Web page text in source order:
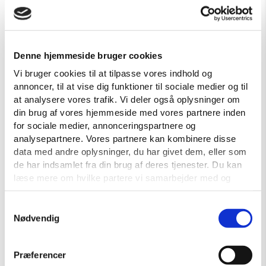
Denne hjemmeside bruger cookies
Vi bruger cookies til at tilpasse vores indhold og
annoncer, til at vise dig funktioner til sociale medier og til
at analysere vores trafik. Vi deler også oplysninger om
din brug af vores hjemmeside med vores partnere inden
for sociale medier, annonceringspartnere og
analysepartnere. Vores partnere kan kombinere disse
data med andre oplysninger, du har givet dem, eller som
de har indsamlet fra din brug af deres tjenester. Du kan
læse mere om hvilke partere vi samarbejder med og
videregiver oplysninger til, samt hvordan vi behandler
Du kan altid ændre i eller trække dit samtykke tilbage ved
Nødvendig
Præferencer
utrustning motsvarar utsläppen från ca. 20 000 personer i
Danmark.
mindre bitar så att vi kan sortera isär de olika typerna av
material: järn, metaller, plast etc. På så sätt hamnar 87 %
av all småelektronik idag med att återvinnas till ny
produkter.
Läs mer om samarbetet här
Sjötransport
Skrot är ofta stort och tungt. Därför ligger de allra flesta